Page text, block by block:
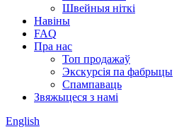
Швейныя ніткі
Навіны
FAQ
Пра нас
Топ продажаў
Экскурсія па фабрыцы
Спампаваць
Звяжыцеся з намі
English